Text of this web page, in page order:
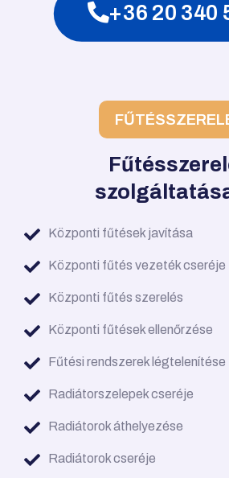
+36 20 340
Központi fűtések javítása
Központi fűtés vezeték cseréje
Központi fűtés szerelés
Központi fűtések ellenőrzése
Fűtési rendszerek légtelenítése
Radiátorszelepek cseréje
Radiátorok áthelyezése
Radiátorok cseréje